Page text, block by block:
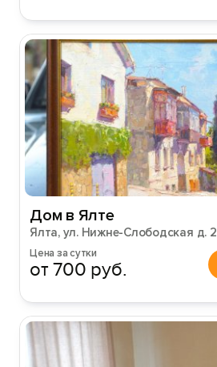
Дом в Ялте
Ялта, ул. Нижне-Слободская д. 2
Цена за сутки
от 700 руб.